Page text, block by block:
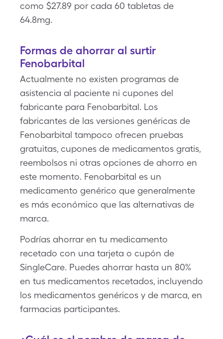
como $27.89 por cada 60 tabletas de
64.8mg.
Formas de ahorrar al surtir
Fenobarbital
Actualmente no existen programas de
asistencia al paciente ni cupones del
fabricante para Fenobarbital. Los
fabricantes de las versiones genéricas de
Fenobarbital tampoco ofrecen pruebas
gratuitas, cupones de medicamentos gratis,
reembolsos ni otras opciones de ahorro en
este momento. Fenobarbital es un
medicamento genérico que generalmente
es más económico que las alternativas de
marca.
Podrías ahorrar en tu medicamento
recetado con una tarjeta o cupón de
SingleCare. Puedes ahorrar hasta un 80%
en tus medicamentos recetados, incluyendo
los medicamentos genéricos y de marca, en
farmacias participantes.